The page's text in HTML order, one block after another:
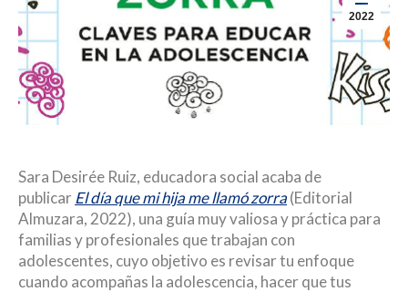
2022
Sara Desirée Ruiz, educadora social acaba de
publicarEl día que mi hija me llamó zorra(Editorial
Almuzara, 2022), una guía muy valiosa y práctica para
familias y profesionales que trabajan con
adolescentes, cuyo objetivo es revisar tu enfoque
cuando acompañas la adolescencia, hacer que tus